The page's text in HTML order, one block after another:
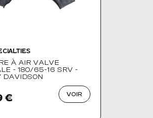
À AIR VALVE
- 180/65-16 SRV -
DAVIDSON
€ VOIR